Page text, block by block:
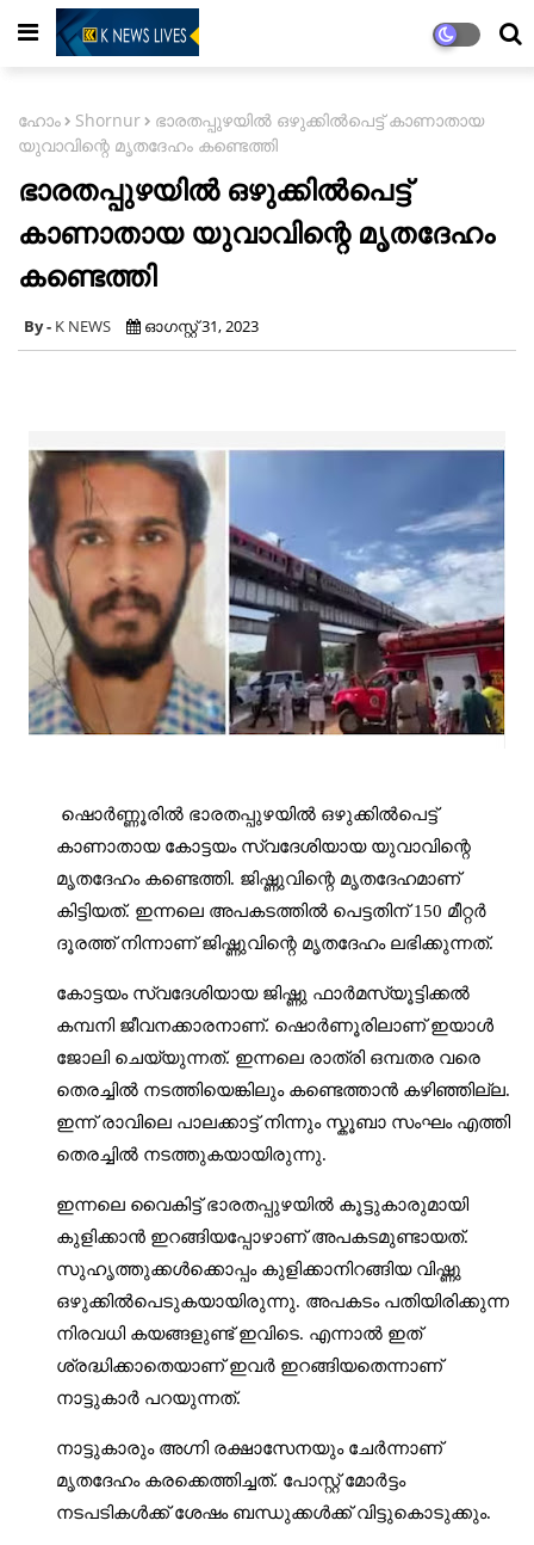
ഹോം Shornur
ഭാരതപ്പുഴയിൽ ഒഴുക്കിൽപെട്ട് കാണാതായ
യുവാവിന്റെ മൃതദേഹം കണ്ടെത്തി
ഭാരതപ്പുഴയിൽ ഒഴുക്കിൽപെട്ട്
കാണാതായ യുവാവിന്റെ മൃതദേഹം
കണ്ടെത്തി
K NEWS ഓഗസ്റ്റ് 31, 2023
ഷൊർണ്ണൂരിൽ ഭാരതപ്പുഴയിൽ ഒഴുക്കിൽപെട്ട്
കാണാതായ കോട്ടയം സ്വദേശിയായ യുവാവിന്റെ
മൃതദേഹം കണ്ടെത്തി. ജിഷ്ണുവിന്റെ മൃതദേഹമാണ്
കിട്ടിയത്. ഇന്നലെ അപകടത്തിൽ പെട്ടതിന് 150 മീറ്റർ
ദൂരത്ത് നിന്നാണ് ജിഷ്ണുവിന്റെ മൃതദേഹം ലഭിക്കുന്നത്.
കോട്ടയം സ്വദേശിയായ ജിഷ്ണു ഫാർമസ്യൂട്ടിക്കൽ
കമ്പനി ജീവനക്കാരനാണ്. ഷൊർണൂരിലാണ് ഇയാൾ
ജോലി ചെയ്യുന്നത്. ഇന്നലെ രാത്രി ഒമ്പതര വരെ
തെരച്ചിൽ നടത്തിയെങ്കിലും കണ്ടെത്താൻ കഴിഞ്ഞില്ല.
ഇന്ന് രാവിലെ പാലക്കാട്ട് നിന്നും സ്കൂബാ സംഘം എത്തി
തെരച്ചിൽ നടത്തുകയായിരുന്നു.
ഇന്നലെ വൈകിട്ട് ഭാരതപ്പുഴയിൽ കൂട്ടുകാരുമായി
കുളിക്കാൻ ഇറങ്ങിയപ്പോഴാണ് അപകടമുണ്ടായത്.
സുഹൃത്തുക്കൾക്കൊപ്പം കുളിക്കാനിറങ്ങിയ വിഷ്ണു
ഒഴുക്കിൽപെടുകയായിരുന്നു. അപകടം പതിയിരിക്കുന്ന
നിരവധി കയങ്ങളുണ്ട് ഇവിടെ. എന്നാൽ ഇത്
ശ്രദ്ധിക്കാതെയാണ് ഇവർ ഇറങ്ങിയതെന്നാണ്
നാട്ടുകാർ പറയുന്നത്.
നാട്ടുകാരും അ​ഗ്നി രക്ഷാസേനയും ചേർന്നാണ്
മൃതദേഹം കരക്കെത്തിച്ചത്. പോസ്റ്റ് മോർ‌ട്ടം
നടപടികൾക്ക് ശേഷം ബന്ധുക്കൾക്ക് വിട്ടുകൊടുക്കും.